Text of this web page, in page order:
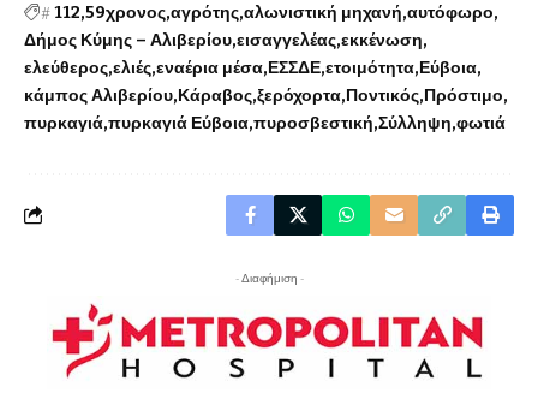
#112 59χρονος αγρότης αλωνιστική μηχανή αυτόφωρο
Δήμος Κύμης – Αλιβερίου εισαγγελέας εκκένωση
ελεύθερος ελιές εναέρια μέσα ΕΣΣΔΕ ετοιμότητα Εύβοια
κάμπος Αλιβερίου Κάραβος ξερόχορτα Ποντικός Πρόστιμο
πυρκαγιά πυρκαγιά Εύβοια πυροσβεστική Σύλληψη φωτιά
- Διαφήμιση -